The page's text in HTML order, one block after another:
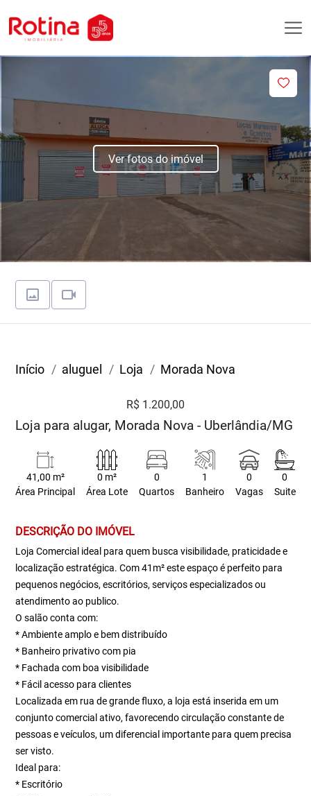
Ver fotos do imóvel
Início aluguel Loja Morada Nova
R$ 1.200,00
Loja para alugar, Morada Nova - Uberlândia/MG
41,00 m²
Área Principal
0 m²
Área Lote
0
Quartos
1
Banheiro
0
Vagas
0
Suite
DESCRIÇÃO DO IMÓVEL
Loja Comercial ideal para quem busca visibilidade, praticidade e
localização estratégica. Com 41m² este espaço é perfeito para
pequenos negócios, escritórios, serviços especializados ou
atendimento ao publico.
O salão conta com:
* Ambiente amplo e bem distribuído
* Banheiro privativo com pia
* Fachada com boa visibilidade
* Fácil acesso para clientes
Localizada em rua de grande fluxo, a loja está inserida em um
conjunto comercial ativo, favorecendo circulação constante de
pessoas e veículos, um diferencial importante para quem precisa
ser visto.
Ideal para:
* Escritório